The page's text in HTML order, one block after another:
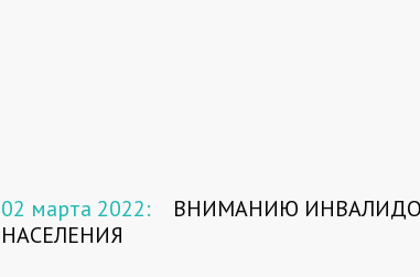
02 марта 2022:
ВНИМАНИЮ
НАСЕЛЕНИЯ